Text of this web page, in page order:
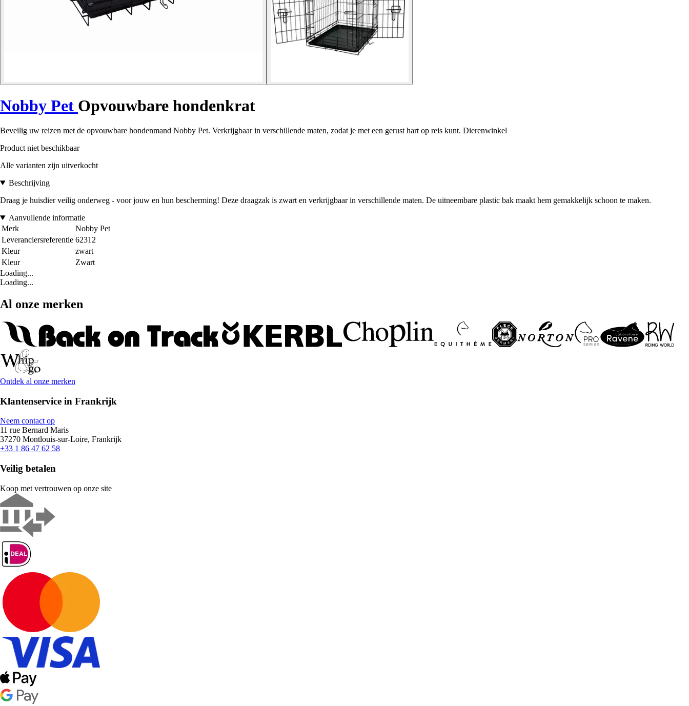
Nobby Pet Opvouwbare hondenkrat
Beveilig uw reizen met de opvouwbare hondenmand Nobby Pet. Verkrijgbaar in verschillende maten, zodat je met een gerust hart op reis kunt. Dierenwinkel
Product niet beschikbaar
Alle varianten zijn uitverkocht
Beschrijving
Draag je huisdier veilig onderweg - voor jouw en hun bescherming! Deze draagzak is zwart en verkrijgbaar in verschillende maten. De uitneembare plastic bak maakt hem gemakkelijk schoon te maken.
Aanvullende informatie
Merk
Nobby Pet
Leveranciersreferentie 62312
Kleur
zwart
Kleur
Zwart
Loading...
Loading...
Al onze merken
Ontdek al onze merken
Klantenservice in Frankrijk
Neem contact op
11 rue Bernard Maris
37270 Montlouis-sur-Loire, Frankrijk
+33 1 86 47 62 58
Veilig betalen
Koop met vertrouwen op onze site